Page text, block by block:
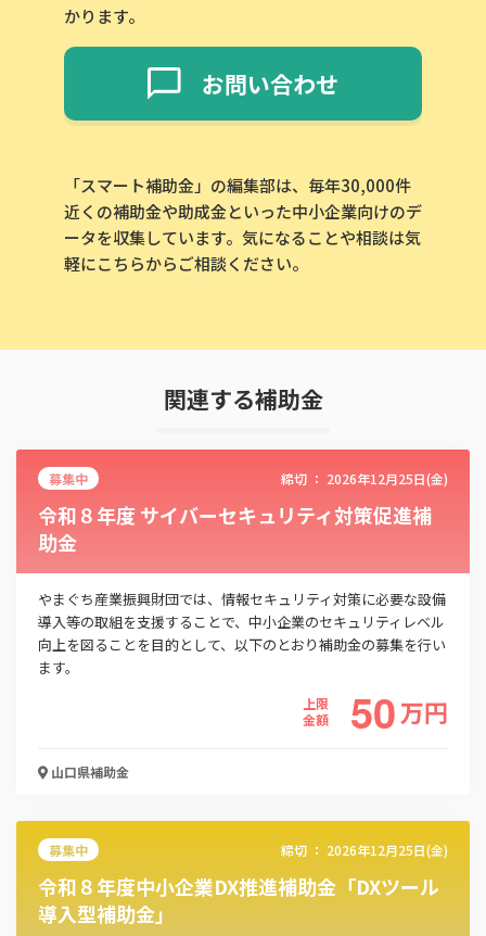
かります。
お問い合わせ
「スマート補助金」の編集部は、毎年30,000件
近くの補助金や助成金といった中小企業向けのデ
ータを収集しています。気になることや相談は気
軽にこちらからご相談ください。
関連する補助金
募集中 締切 ： 2026年12月25日(金)
令和８年度 サイバーセキュリティ対策促進補
助金
やまぐち産業振興財団では、情報セキュリティ対策に必要な設備
導入等の取組を支援することで、中小企業のセキュリティレベル
向上を図ることを目的として、以下のとおり補助金の募集を行い
ます。
上限
金額
50万円
山口県補助金
募集中 締切 ： 2026年12月25日(金)
令和８年度中小企業DX推進補助金「DXツール
導入型補助金」